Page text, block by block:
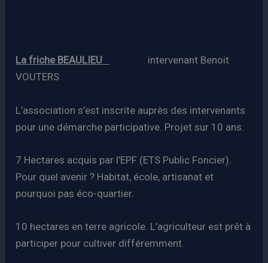
La friche BEAULIEU
intervenant Benoit
VOUTERS
L’association s’est inscrite auprès des intervenants
pour une démarche participative. Projet sur 10 ans.
7 Hectares acquis par l’EPF (ETS Public Foncier).
Pour quel avenir ? Habitat, école, artisanat et
pourquoi pas éco-quartier.
10 hectares en terre agricole. L’agriculteur est prêt à
participer pour cultiver différemment.